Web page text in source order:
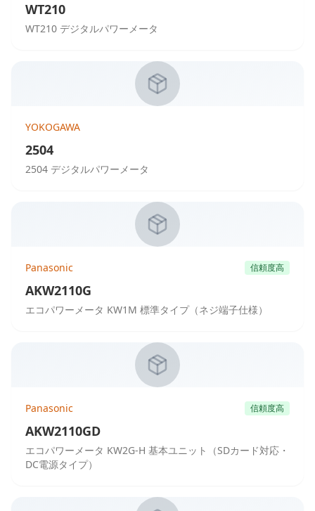
WT210
WT210 デジタルパワーメータ
YOKOGAWA
2504
2504 デジタルパワーメータ
Panasonic 信頼度高
AKW2110G
エコパワーメータ KW1M 標準タイプ（ネジ端子仕様）
Panasonic 信頼度高
AKW2110GD
エコパワーメータ KW2G-H 基本ユニット（SDカード対応・
DC電源タイプ）